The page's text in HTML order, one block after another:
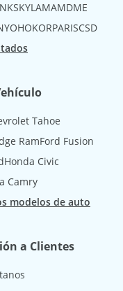
KSKYLAMAMDME
OHOKORPARISCSD
Tahoe
RamFord Fusion
Honda Civic
Camry
modelos de auto
a Clientes